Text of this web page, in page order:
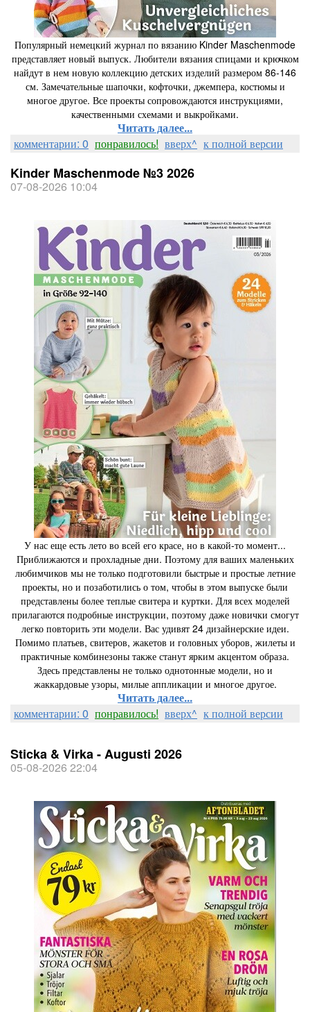
Популярный немецкий журнал по вязанию Kinder Maschenmode
представляет новый выпуск. Любители вязания спицами и крючком
найдут в нем новую коллекцию детских изделий размером 86-146
см. Замечательные шапочки, кофточки, джемпера, костюмы и
многое другое. Все проекты сопровождаются инструкциями,
качественными схемами и выкройками.
Читать далее...
комментарии: 0 понравилось! вверх^ к полной версии
Kinder Maschenmode №3 2026
07-08-2026 10:04
У нас еще есть лето во всей его красе, но в какой-то момент...
Приближаются и прохладные дни. Поэтому для ваших маленьких
любимчиков мы не только подготовили быстрые и простые летние
проекты, но и позаботились о том, чтобы в этом выпуске были
представлены более теплые свитера и куртки. Для всех моделей
прилагаются подробные инструкции, поэтому даже новички смогут
легко повторить эти модели. Вас удивят 24 дизайнерские идеи.
Помимо платьев, свитеров, жакетов и головных уборов, жилеты и
практичные комбинезоны также станут ярким акцентом образа.
Здесь представлены не только однотонные модели, но и
жаккардовые узоры, милые аппликации и многое другое.
Читать далее...
комментарии: 0 понравилось! вверх^ к полной версии
Sticka & Virka - Augusti 2026
05-08-2026 22:04